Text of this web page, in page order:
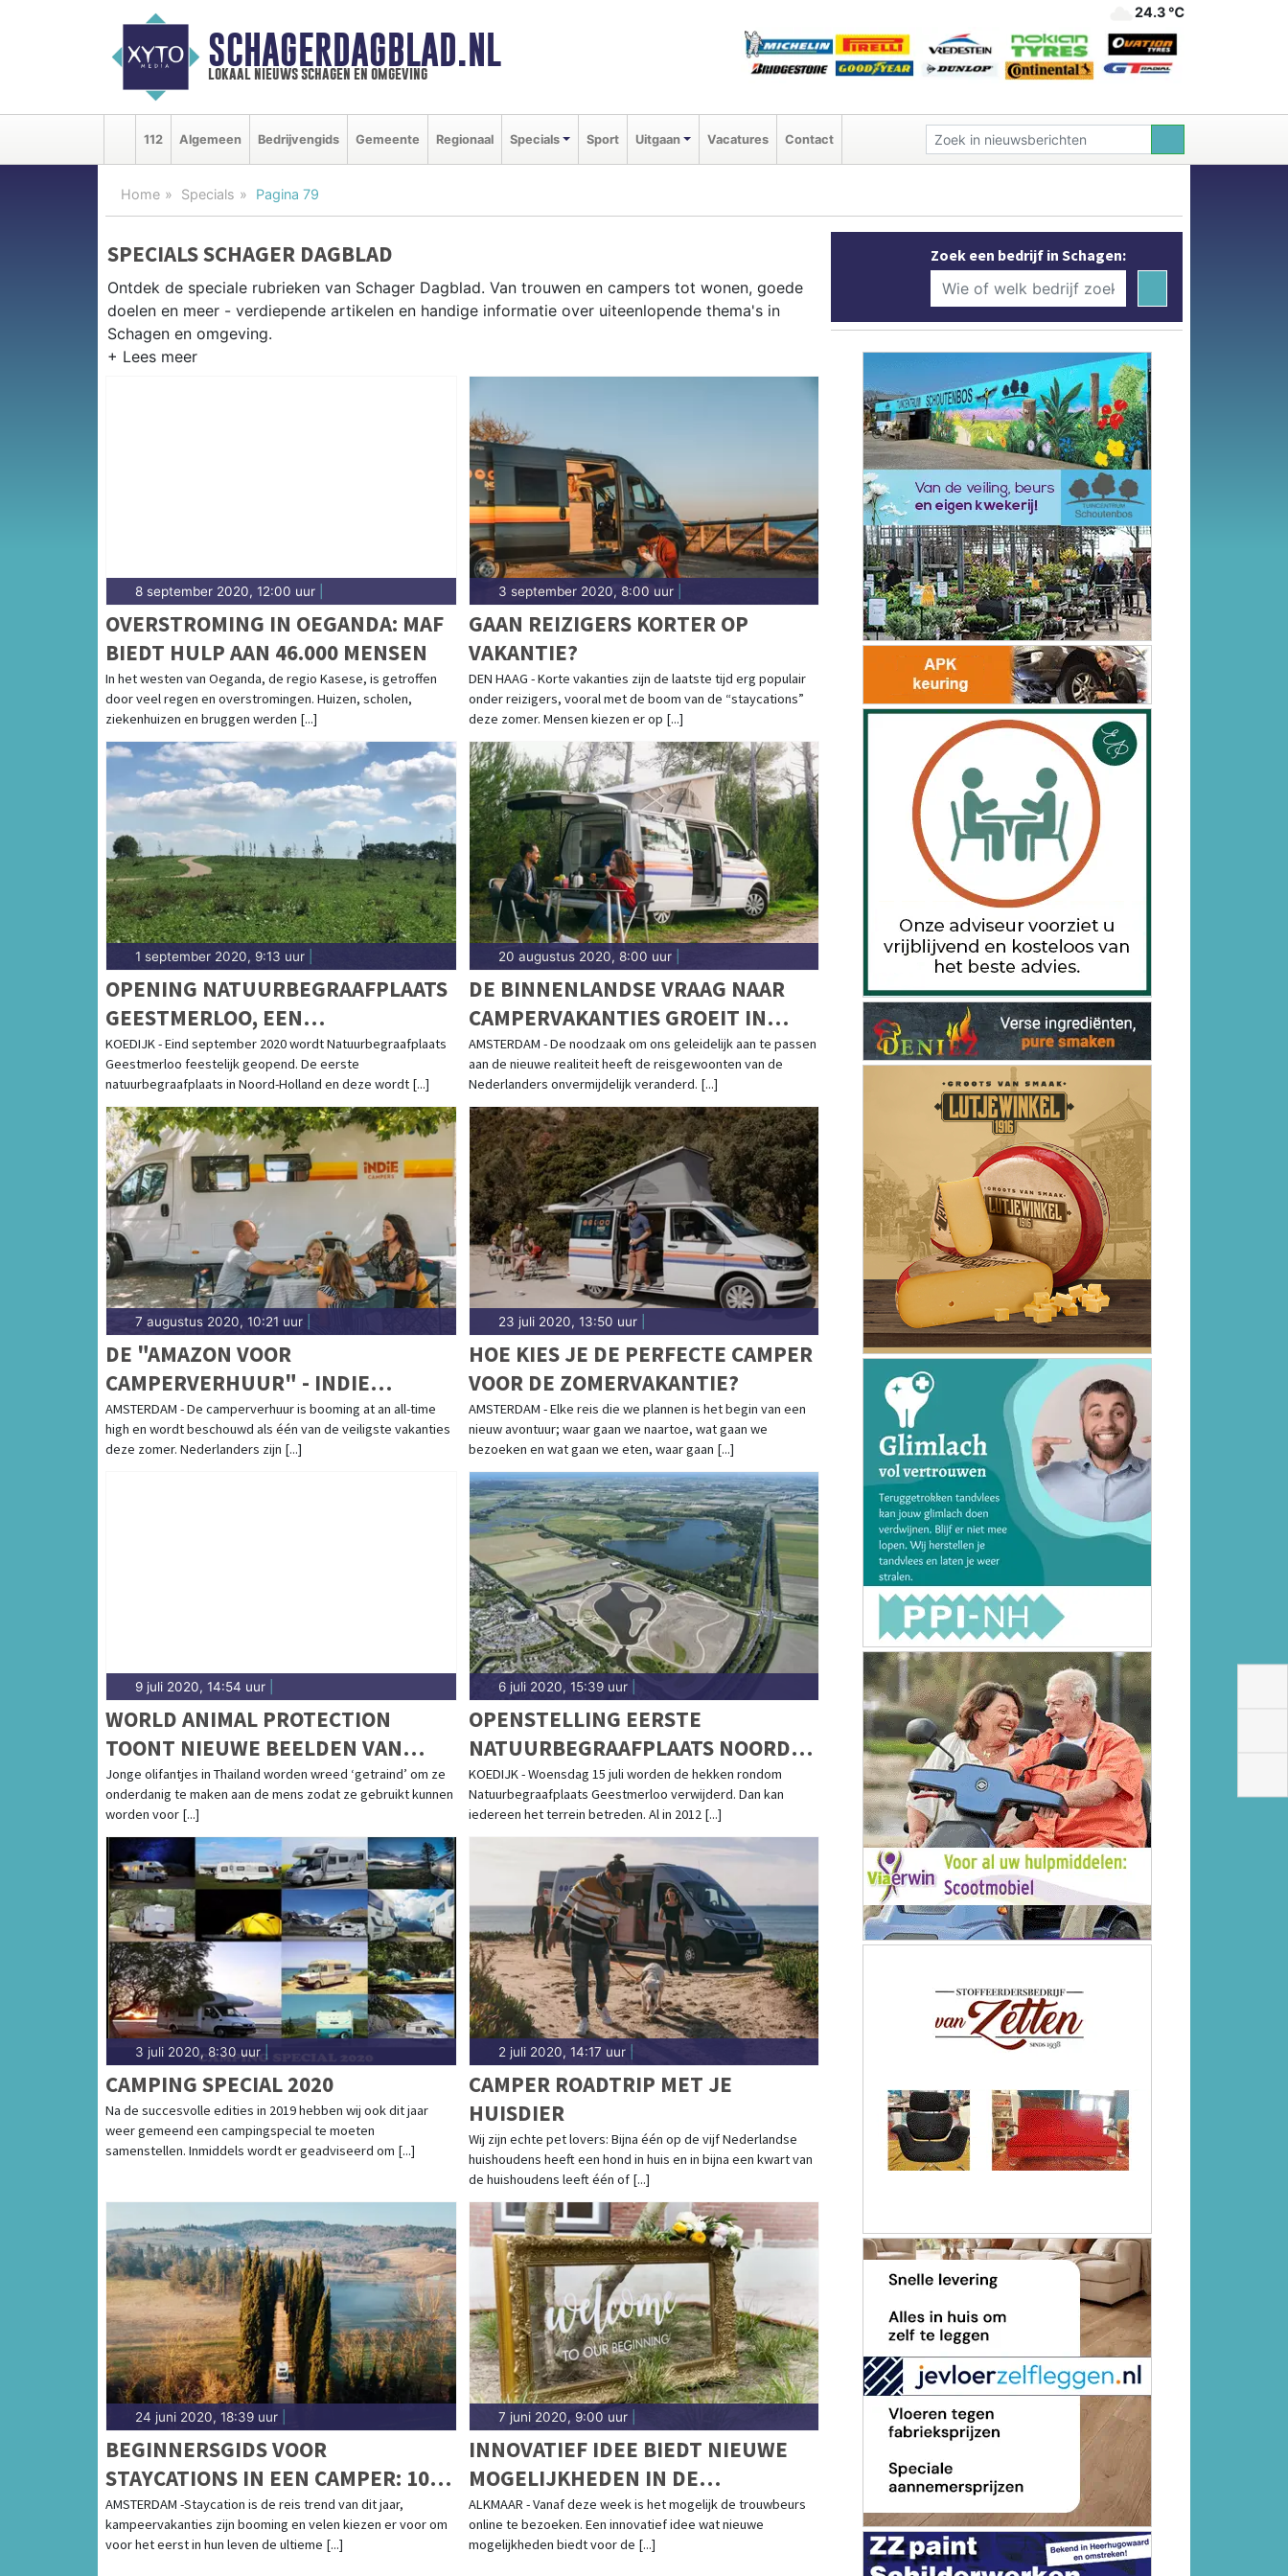
SCHAGERDAGBLAD.NL
lokaal nieuws schagen en omgeving
24.3 ℃
112 Algemeen Bedrijvengids Gemeente Regionaal Specials Sport Uitgaan Vacatures Contact
Home Specials Pagina 79
SPECIALS SCHAGER DAGBLAD
Ontdek de speciale rubrieken van Schager Dagblad. Van trouwen en campers tot wonen, goede
doelen en meer - verdiepende artikelen en handige informatie over uiteenlopende thema's in
Schagen en omgeving.
8 september 2020, 12:00 uur
OVERSTROMING IN OEGANDA: MAF
BIEDT HULP AAN 46.000 MENSEN
In het westen van Oeganda, de regio Kasese, is getroffen
door veel regen en overstromingen. Huizen, scholen,
ziekenhuizen en bruggen werden [...]
3 september 2020, 8:00 uur|
GAAN REIZIGERS KORTER OP
VAKANTIE?
DEN HAAG - Korte vakanties zijn de laatste tijd erg populair
onder reizigers, vooral met de boom van de “staycations”
deze zomer. Mensen kiezen er op [...]
1 september 2020, 9:13 uur
OPENING NATUURBEGRAAFPLAATS
GEESTMERLOO, EEN
EEUWIGDURENDE RUSTPLAATS IN
DE NATUUR
KOEDIJK - Eind september 2020 wordt Natuurbegraafplaats
Geestmerloo feestelijk geopend. De eerste
natuurbegraafplaats in Noord-Holland en deze wordt [...]
20 augustus 2020, 8:00 uur|
DE BINNENLANDSE VRAAG NAAR
CAMPERVAKANTIES GROEIT IN
JUNI EN JULI 900% IN
VERGELIJKING MET VORIG JAAR
AMSTERDAM - De noodzaak om ons geleidelijk aan te passen
aan de nieuwe realiteit heeft de reisgewoonten van de
Nederlanders onvermijdelijk veranderd. [...]
7 augustus 2020, 10:21 uur
DE "AMAZON VOOR
CAMPERVERHUUR" - INDIE
CAMPERS KONDIGT HUN NIEUWE
CAMPERVERHUUR MARKTPLAATS
AMSTERDAM - De camperverhuur is booming at an all-time
high en wordt beschouwd als één van de veiligste vakanties
deze zomer. Nederlanders zijn [...]
23 juli 2020, 13:50 uur|
HOE KIES JE DE PERFECTE CAMPER
VOOR DE ZOMERVAKANTIE?
AMSTERDAM - Elke reis die we plannen is het begin van een
nieuw avontuur; waar gaan we naartoe, wat gaan we
bezoeken en wat gaan we eten, waar gaan [...]
9 juli 2020, 14:54 uur
WORLD ANIMAL PROTECTION
TOONT NIEUWE BEELDEN VAN
WREDE OLIFANTENTRAINING
Jonge olifantjes in Thailand worden wreed ‘getraind’ om ze
onderdanig te maken aan de mens zodat ze gebruikt kunnen
worden voor [...]
6 juli 2020, 15:39 uur|
OPENSTELLING EERSTE
NATUURBEGRAAFPLAATS NOORD-
HOLLAND
KOEDIJK - Woensdag 15 juli worden de hekken rondom
Natuurbegraafplaats Geestmerloo verwijderd. Dan kan
iedereen het terrein betreden. Al in 2012 [...]
3 juli 2020, 8:30 uur|
CAMPING SPECIAL 2020
Na de succesvolle edities in 2019 hebben wij ook dit jaar
weer gemeend een campingspecial te moeten
samenstellen. Inmiddels wordt er geadviseerd om [...]
2 juli 2020, 14:17 uur|
CAMPER ROADTRIP MET JE
HUISDIER
Wij zijn echte pet lovers: Bijna één op de vijf Nederlandse
huishoudens heeft een hond in huis en in bijna een kwart van
de huishoudens leeft één of [...]
24 juni 2020, 18:39 uur
BEGINNERSGIDS VOOR
STAYCATIONS IN EEN CAMPER: 10
ESSENTIËLE TIPS VOOR DE
ULTIEME NEDERLANDSE ROAD TRIP
AMSTERDAM -Staycation is de reis trend van dit jaar,
kampeervakanties zijn booming en velen kiezen er voor om
voor het eerst in hun leven de ultieme [...]
7 juni 2020, 9:00 uur|
INNOVATIEF IDEE BIEDT NIEUWE
MOGELIJKHEDEN IN DE
TROUWBRANCHE
ALKMAAR - Vanaf deze week is het mogelijk de trouwbeurs
online te bezoeken. Een innovatief idee wat nieuwe
mogelijkheden biedt voor de [...]
Zoek een bedrijf in Schagen: